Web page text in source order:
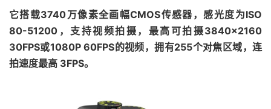
它搭载3740万像素全画幅CMOS传感器，感光度为ISO
80-51200，支持视频拍摄，最高可拍摄3840×2160
30FPS或1080P 60FPS的视频，拥有255个对焦区域，连
拍速度最高 3FPS。